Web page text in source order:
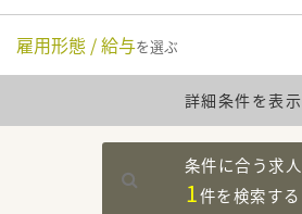
雇用形態 / 給与を選ぶ
詳細条件を表示
条件に合う求人
1件を検索する